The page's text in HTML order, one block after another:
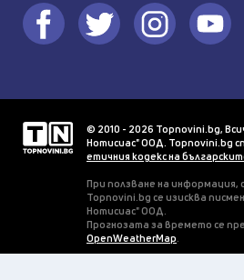
© 2010 - 2026 Topnovini.bg,
Нотисиас" ООД. Topnovini.bg
етичния кодекс на
При ползване на информация,
Topnovini.bg се изисква
Нотисиас" ООД.
Прогнозата за времето се
OpenWeatherMap